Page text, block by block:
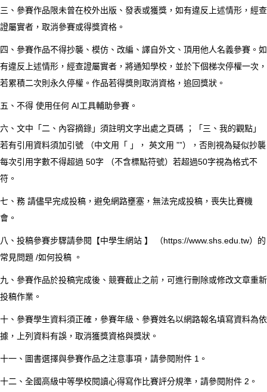
三、參賽作品限未曾在校外出版、發表或獲獎，如有違反上述情形，經查
證屬實者，取消參賽或得獎資格。
四、參賽作品不得抄襲、模仿、改編、譯自外文、頂用他人名義參賽。如
有違反上述情形，經查證屬實者，將通知學校，並於下個梯次停權一次，
若累積二次則永久停權。作品若得獎則取消資格，追回獎狀。
五、不得 使用任何 AI工具輔助參賽。
六、文中「二、內容摘錄」須註明文字出處之頁碼 ；「三、我的觀點」
若有引用資料須加引號 （中文用「 」， 英文用 ””），否則視為疑似抄襲
每次引用字數不得超過 50字 （不含標點符號）若超過50字視為格式不
符。
七、務 請儘早完成投稿，避免網路壅塞，無法完成投稿，喪失比賽機
會。
八、投稿參賽步驟請參閱【中學生網站 】 （https://www.shs.edu.tw）的
常見問題 /如何投稿 。
九、參賽作品於投稿完成後、競賽截止之前，可進行刪除或修改文章重新
投稿作業。
十、參賽學生資料須正確，參賽年級、參賽姓名以網路報名填寫資料為依
據，上列資料有誤，取消獲獎資格與獎狀。
十一、圖書選擇與參賽作品之注意事項，請參閱附件 1。
十二、全國高級中等學校閱讀心得寫作比賽評分規準，請參閱附件 2。